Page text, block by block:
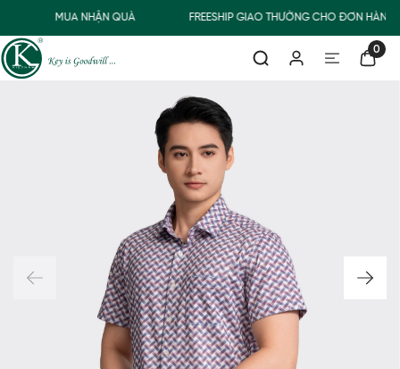
MUA NHẬN QUÀ FREESHIP GIAO THƯỜNG CHO ĐƠN
0